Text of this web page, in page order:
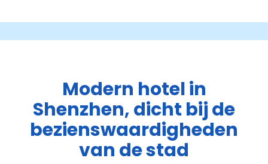
Modern hotel in
Shenzhen, dicht bij de
bezienswaardigheden
van de stad